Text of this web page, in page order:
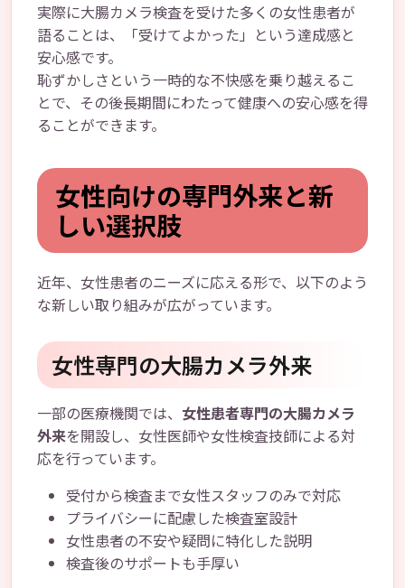
実際に大腸カメラ検査を受けた多くの女性患者が
語ることは、「受けてよかった」という達成感と
安心感です。
恥ずかしさという一時的な不快感を乗り越えるこ
とで、その後長期間にわたって健康への安心感を得
ることができます。
女性向けの専門外来と新
しい選択肢
近年、女性患者のニーズに応える形で、以下のよう
な新しい取り組みが広がっています。
女性専門の大腸カメラ外来
一部の医療機関では、 女性患者専門の大腸カメラ
外来を開設し、女性医師や女性検査技師による対
応を行っています。
受付から検査まで女性スタッフのみで対応
プライバシーに配慮した検査室設計
女性患者の不安や疑問に特化した説明
検査後のサポートも手厚い